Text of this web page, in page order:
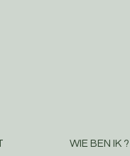
WIE BEN IK ?